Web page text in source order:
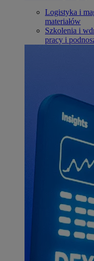
Logistyka i
materiałów
Szkolenia i
pracy i